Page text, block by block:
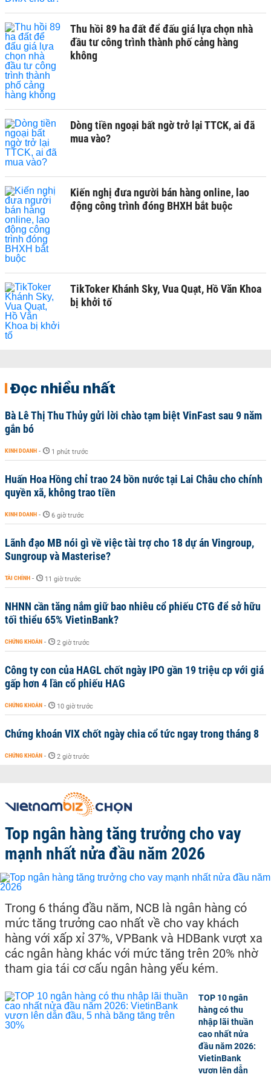
Thu hồi 89 ha đất để đấu giá lựa chọn nhà
đầu tư công trình thành phố cảng hàng
không
Dòng tiền ngoại bất ngờ trở lại TTCK, ai đã
mua vào?
Kiến nghị đưa người bán hàng online, lao
động công trình đóng BHXH bắt buộc
TikToker Khánh Sky, Vua Quạt, Hồ Văn Khoa
bị khởi tố
Đọc nhiều nhất
Bà Lê Thị Thu Thủy gửi lời chào tạm biệt VinFast sau 9 năm
gắn bó
KINH DOANH - 1 phút trước
Huấn Hoa Hồng chỉ trao 24 bồn nước tại Lai Châu cho chính
quyền xã, không trao tiền
KINH DOANH - 6 giờ trước
Lãnh đạo MB nói gì về việc tài trợ cho 18 dự án Vingroup,
Sungroup và Masterise?
TÀI CHÍNH - 11 giờ trước
NHNN cần tăng nắm giữ bao nhiêu cổ phiếu CTG để sở hữu
tối thiểu 65% VietinBank?
CHỨNG KHOÁN - 2 giờ trước
Công ty con của HAGL chốt ngày IPO gần 19 triệu cp với giá
gấp hơn 4 lần cổ phiếu HAG
CHỨNG KHOÁN - 10 giờ trước
Chứng khoán VIX chốt ngày chia cổ tức ngay trong tháng 8
CHỨNG KHOÁN - 2 giờ trước
Top ngân hàng tăng trưởng cho vay
mạnh nhất nửa đầu năm 2026
Trong 6 tháng đầu năm, NCB là ngân hàng có
mức tăng trưởng cao nhất về cho vay khách
hàng với xấp xỉ 37%, VPBank và HDBank vượt xa
các ngân hàng khác với mức tăng trên 20% nhờ
tham gia tái cơ cấu ngân hàng yếu kém.
TOP 10 ngân
hàng có thu
nhập lãi thuần
cao nhất nửa
đầu năm 2026:
VietinBank
vươn lên dẫn